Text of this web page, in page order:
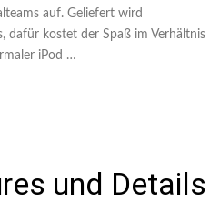
auf. Geliefert wird
dafür kostet der Spaß im Verhältnis
iPod …
und Details